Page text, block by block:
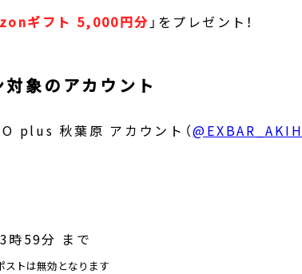
ギフト 5,000円分 」をプレゼント！
象のアカウント
plus 秋葉原 アカウント（
時59分 まで
トは無効となります